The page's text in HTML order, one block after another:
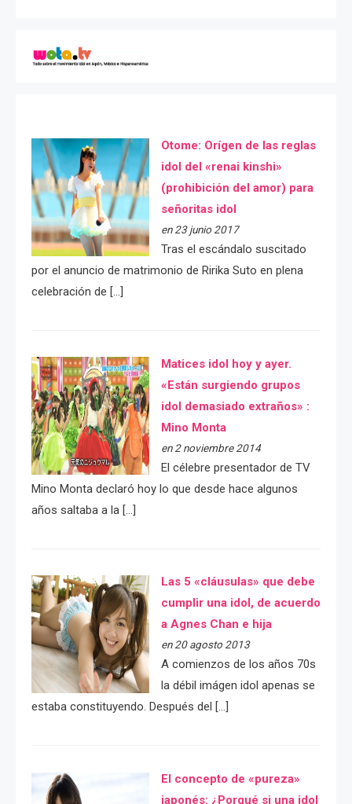
Otome: Orígen de las reglas
idol del «renai kinshi»
(prohibición del amor) para
señoritas idol
en 23 junio 2017
Tras el escándalo suscitado
por el anuncio de matrimonio de Ririka Suto en plena
celebración de […]
Matices idol hoy y ayer.
«Están surgiendo grupos
idol demasiado extraños» :
Mino Monta
en 2 noviembre 2014
El célebre presentador de TV
Mino Monta declaró hoy lo que desde hace algunos
años saltaba a la […]
Las 5 «cláusulas» que debe
cumplir una idol, de acuerdo
a Agnes Chan e hija
en 20 agosto 2013
A comienzos de los años 70s
la débil imágen idol apenas se
estaba constituyendo. Después del […]
El concepto de «pureza»
japonés: ¿Porqué si una idol